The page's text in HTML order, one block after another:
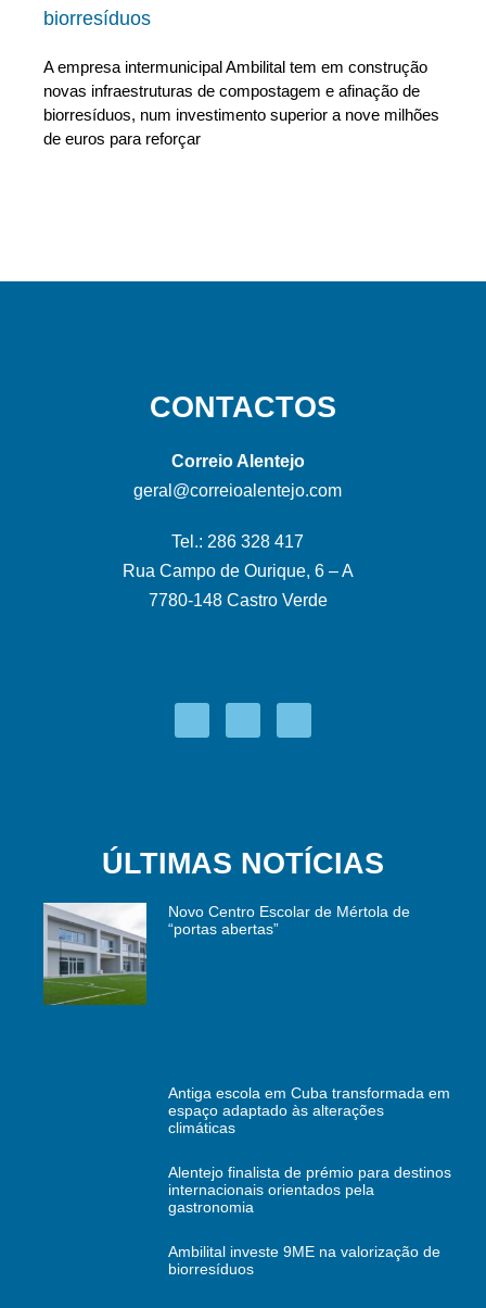
biorresíduos
A empresa intermunicipal Ambilital tem em construção
novas infraestruturas de compostagem e afinação de
biorresíduos, num investimento superior a nove milhões
de euros para reforçar
CONTACTOS
Correio Alentejo
geral@correioalentejo.com
Tel.: 286 328 417
Rua Campo de Ourique, 6 – A
7780-148 Castro Verde
ÚLTIMAS NOTÍCIAS
Novo Centro Escolar de Mértola de
“portas abertas”
Antiga escola em Cuba transformada em
espaço adaptado às alterações
climáticas
Alentejo finalista de prémio para destinos
internacionais orientados pela
gastronomia
Ambilital investe 9ME na valorização de
biorresíduos